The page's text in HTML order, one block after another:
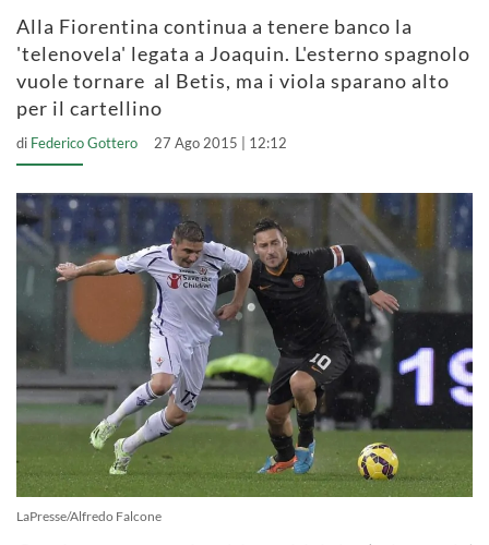
Alla Fiorentina continua a tenere banco la
'telenovela' legata a Joaquin. L'esterno spagnolo
vuole tornare al Betis, ma i viola sparano alto
per il cartellino
di Federico Gottero 27 Ago 2015 | 12:12
LaPresse/Alfredo Falcone